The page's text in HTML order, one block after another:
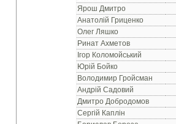
Ярош Дмитро
Анатолій Гриценко
Олег Ляшко
Ринат Ахметов
Ігор Коломойський
Юрій Бойко
Володимир Гройсман
Андрій Садовий
Дмитро Добродомов
Сергій Каплін